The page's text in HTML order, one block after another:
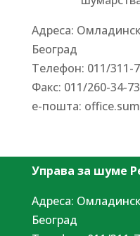
Адреса:
Београд
Tелефон: 011/311-
Факс: 011/260-34-73
е-пошта:
Управа за шуме
Адреса:
Београд